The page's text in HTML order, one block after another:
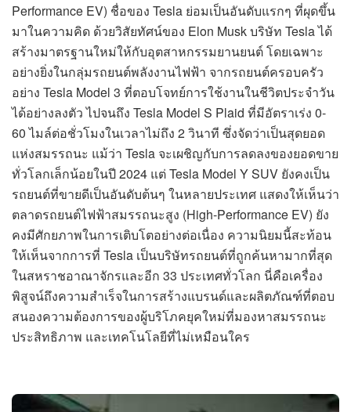
Performance EV) ชื่อของ Tesla ย่อมเป็นอันดับแรกๆ ที่ผุดขึ้น
มาในความคิด ด้วยวิสัยทัศน์ของ Elon Musk บริษัท Tesla ได้
สร้างมาตรฐานใหม่ให้กับอุตสาหกรรมยานยนต์ โดยเฉพาะ
อย่างยิ่งในกลุ่มรถยนต์พลังงานไฟฟ้า จากรถยนต์ครอบครัว
อย่าง Tesla Model 3 ที่ตอบโจทย์การใช้งานในชีวิตประจำวัน
ได้อย่างลงตัว ไปจนถึง Tesla Model S Plaid ที่มีอัตราเร่ง 0-
60 ไมล์ต่อชั่วโมงในเวลาไม่ถึง 2 วินาที ซึ่งจัดว่าเป็นสุดยอด
แห่งสมรรถนะ แม้ว่า Tesla จะเผชิญกับการลดลงของยอดขาย
ทั่วโลกเล็กน้อยในปี 2024 แต่ Tesla Model Y SUV ยังคงเป็น
รถยนต์ที่ขายดีเป็นอันดับต้นๆ ในหลายประเทศ แสดงให้เห็นว่า
ตลาดรถยนต์ไฟฟ้าสมรรถนะสูง (High-Performance EV) ยัง
คงมีศักยภาพในการเติบโตอย่างต่อเนื่อง ความนิยมนี้สะท้อน
ให้เห็นจากการที่ Tesla เป็นบริษัทรถยนต์ที่ถูกค้นหามากที่สุด
ในสหราชอาณาจักรและอีก 33 ประเทศทั่วโลก นี่คือเครื่อง
พิสูจน์ถึงความสำเร็จในการสร้างแบรนด์และผลิตภัณฑ์ที่ตอบ
สนองความต้องการของผู้บริโภคยุคใหม่ที่มองหาสมรรถนะ
ประสิทธิภาพ และเทคโนโลยีที่ไม่เหมือนใคร